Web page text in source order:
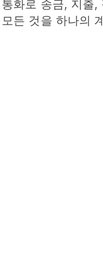
화로 송금, 지출,
든 것을 하나의